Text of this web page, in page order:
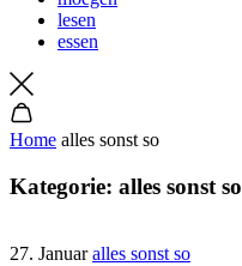
lesen
essen
Home alles sonst so
Kategorie: alles sonst so
27. Januar alles sonst so